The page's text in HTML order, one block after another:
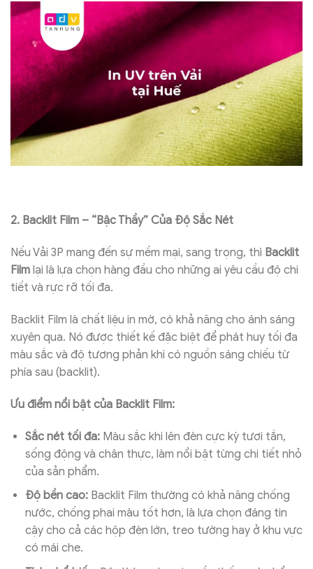
2. Backlit Film – “Bậc Thầy” Của Độ Sắc Nét
Nếu Vải 3P mang đến sự mềm mại, sang trọng, thì Backlit
Film lại là lựa chọn hàng đầu cho những ai yêu cầu độ chi
tiết và rực rỡ tối đa.
Backlit Film là chất liệu in mờ, có khả năng cho ánh sáng
xuyên qua. Nó được thiết kế đặc biệt để phát huy tối đa
màu sắc và độ tương phản khi có nguồn sáng chiếu từ
phía sau (backlit).
Ưu điểm nổi bật của Backlit Film:
Sắc nét tối đa:Màu sắc khi lên đèn cực kỳ tươi tắn,
sống động và chân thực, làm nổi bật từng chi tiết nhỏ
của sản phẩm.
Độ bền cao:Backlit Film thường có khả năng chống
nước, chống phai màu tốt hơn, là lựa chọn đáng tin
cậy cho cả các hộp đèn lớn, treo tường hay ở khu vực
có mái che.